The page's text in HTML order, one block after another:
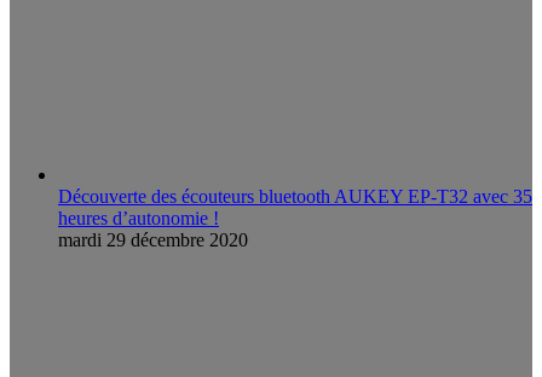
Découverte des écouteurs bluetooth AUKEY EP-T32 avec 35
heures d’autonomie !
mardi 29 décembre 2020